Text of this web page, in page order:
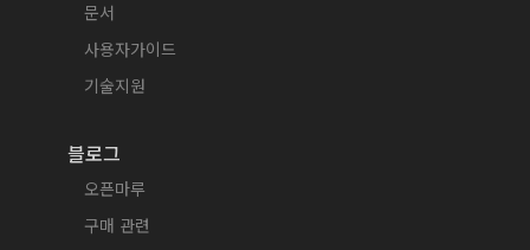
문서
사용자가이드
기술지원
블로그
오픈마루
구매 관련